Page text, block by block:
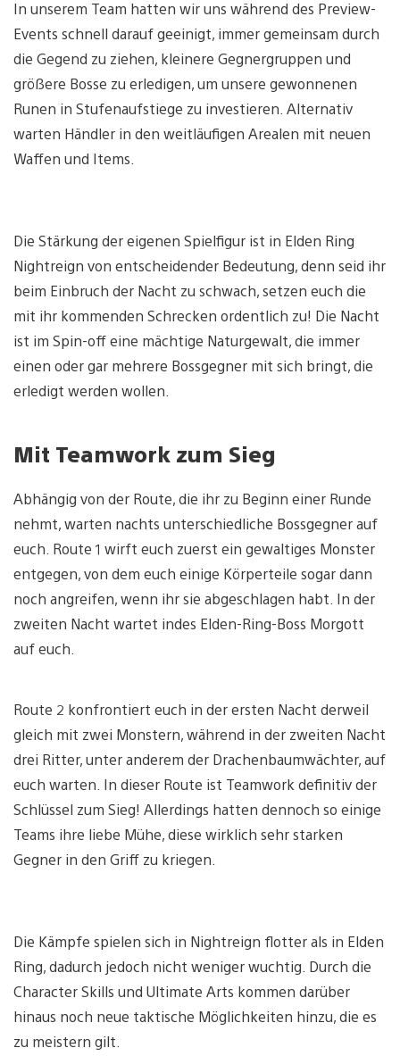
In unserem Team hatten wir uns während des Preview-
Events schnell darauf geeinigt, immer gemeinsam durch
die Gegend zu ziehen, kleinere Gegnergruppen und
größere Bosse zu erledigen, um unsere gewonnenen
Runen in Stufenaufstiege zu investieren. Alternativ
warten Händler in den weitläufigen Arealen mit neuen
Waffen und Items.
Die Stärkung der eigenen Spielfigur ist in Elden Ring
Nightreign von entscheidender Bedeutung, denn seid ihr
beim Einbruch der Nacht zu schwach, setzen euch die
mit ihr kommenden Schrecken ordentlich zu! Die Nacht
ist im Spin-off eine mächtige Naturgewalt, die immer
einen oder gar mehrere Bossgegner mit sich bringt, die
erledigt werden wollen.
Mit Teamwork zum Sieg
Abhängig von der Route, die ihr zu Beginn einer Runde
nehmt, warten nachts unterschiedliche Bossgegner auf
euch. Route 1 wirft euch zuerst ein gewaltiges Monster
entgegen, von dem euch einige Körperteile sogar dann
noch angreifen, wenn ihr sie abgeschlagen habt. In der
zweiten Nacht wartet indes Elden-Ring-Boss Morgott
auf euch.
Route 2 konfrontiert euch in der ersten Nacht derweil
gleich mit zwei Monstern, während in der zweiten Nacht
drei Ritter, unter anderem der Drachenbaumwächter, auf
euch warten. In dieser Route ist Teamwork definitiv der
Schlüssel zum Sieg! Allerdings hatten dennoch so einige
Teams ihre liebe Mühe, diese wirklich sehr starken
Gegner in den Griff zu kriegen.
Die Kämpfe spielen sich in Nightreign flotter als in Elden
Ring, dadurch jedoch nicht weniger wuchtig. Durch die
Character Skills und Ultimate Arts kommen darüber
hinaus noch neue taktische Möglichkeiten hinzu, die es
zu meistern gilt.